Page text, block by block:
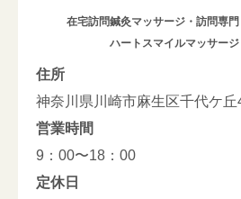
在宅訪問鍼灸マッサージ・訪問専
ハートスマイルマッサー
住所
神奈川県川崎市麻生区千代ケ丘
営業時間
9：00〜18：00
定休日